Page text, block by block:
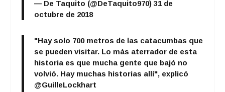
— De Taquito (@DeTaquito970) 31 de
octubre de 2018
"Hay solo 700 metros de las catacumbas que
se pueden visitar. Lo más aterrador de esta
historia es que mucha gente que bajó no
volvió. Hay muchas historias allí", explicó
@GuilleLockhart